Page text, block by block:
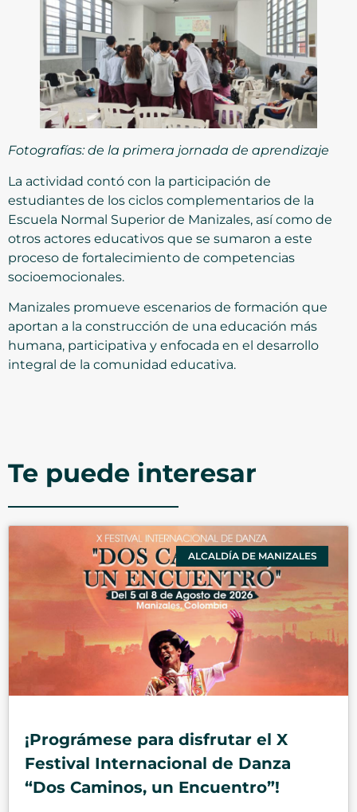
Fotografías: de la primera jornada de aprendizaje
La actividad contó con la participación de
estudiantes de los ciclos complementarios de la
Escuela Normal Superior de Manizales, así como de
otros actores educativos que se sumaron a este
proceso de fortalecimiento de competencias
socioemocionales.
Manizales promueve escenarios de formación que
aportan a la construcción de una educación más
humana, participativa y enfocada en el desarrollo
integral de la comunidad educativa.
Te puede interesar
ALCALDÍA DE MANIZALES
¡Prográmese para disfrutar el X
Festival Internacional de Danza
“Dos Caminos, un Encuentro”!